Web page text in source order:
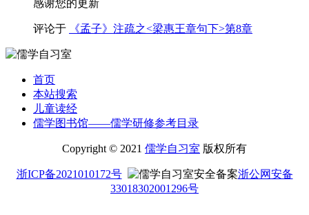
感谢您的更新
评论于 《孟子》注疏之<梁惠王章句下>第8章
首页
本站搜索
儿童读经
儒学图书馆——儒学研修参考目录
Copyright © 2021 儒学自习室 版权所有
浙ICP备2021010172号
浙公网安备
33018302001296号